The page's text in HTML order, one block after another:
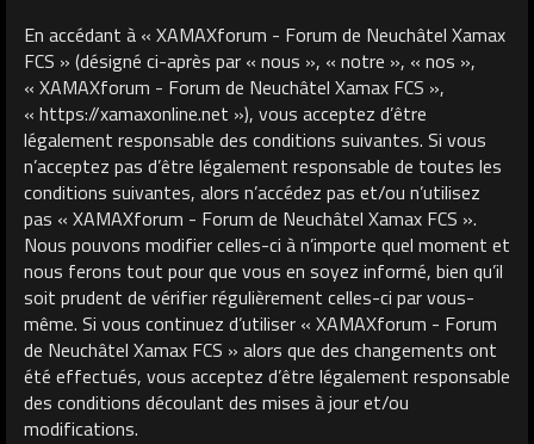
En accédant à « XAMAXforum - Forum de Neuchâtel Xamax
FCS » (désigné ci-après par « nous », « notre », « nos »,
« XAMAXforum - Forum de Neuchâtel Xamax FCS »,
« https://xamaxonline.net »), vous acceptez d’être
légalement responsable des conditions suivantes. Si vous
n’acceptez pas d’être légalement responsable de toutes les
conditions suivantes, alors n’accédez pas et/ou n’utilisez
pas « XAMAXforum - Forum de Neuchâtel Xamax FCS ».
Nous pouvons modifier celles-ci à n’importe quel moment et
nous ferons tout pour que vous en soyez informé, bien qu’il
soit prudent de vérifier régulièrement celles-ci par vous-
même. Si vous continuez d’utiliser « XAMAXforum - Forum
de Neuchâtel Xamax FCS » alors que des changements ont
été effectués, vous acceptez d’être légalement responsable
des conditions découlant des mises à jour et/ou
modifications.